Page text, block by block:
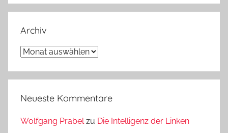
Archiv
Archiv
Neueste Kommentare
Wolfgang Prabelzu Die Intelligenz der Linken